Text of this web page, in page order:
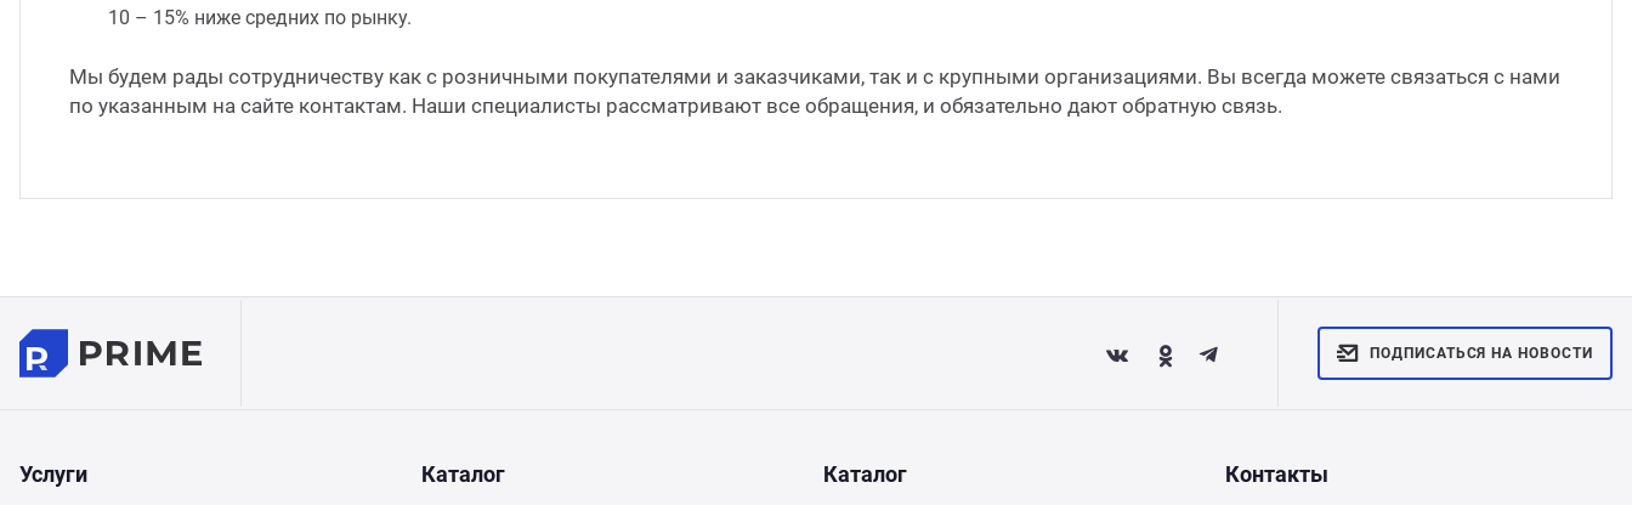
10 – 15% ниже средних по рынку.
Мы будем рады сотрудничеству как с розничными покупателями и заказчиками, так и с крупными организациями. Вы всегда можете связаться с нами
по указанным на сайте контактам. Наши специалисты рассматривают все обращения, и обязательно дают обратную связь.
ПОДПИСАТЬСЯ НА НОВОСТИ
Услуги Каталог Каталог
Контакты